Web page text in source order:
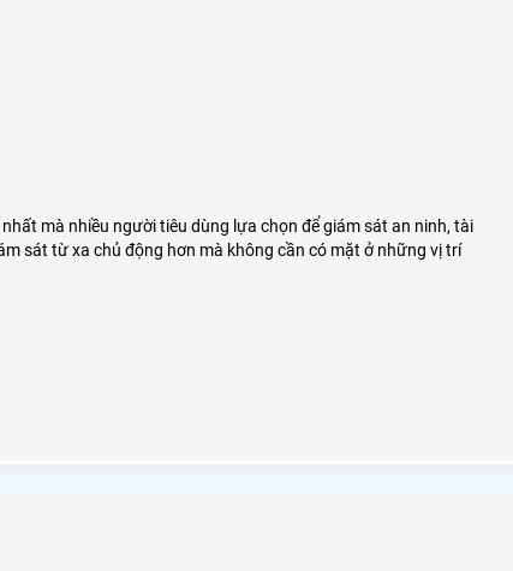
mà nhiều người tiêu dùng lựa chọn để giám sát an ninh, tài
sát từ xa chủ động hơn mà không cần có mặt ở những vị trí